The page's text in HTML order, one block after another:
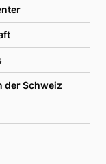
der Schweiz